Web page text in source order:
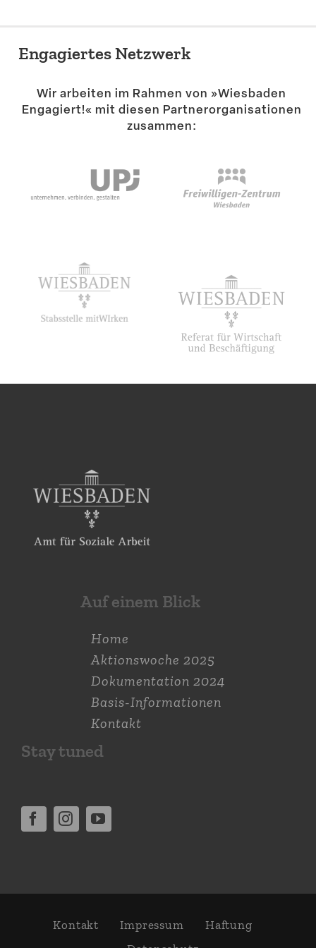
Engagiertes Netzwerk
Wir arbeiten im Rahmen von »Wiesbaden
Engagiert!« mit diesen Partner­or­ga­ni­sa­tionen
zusammen:
Auf einem Blick
Home
Aktions­woche 2025
Dokumen­tation 2024
Basis-Informationen
Kontakt
Stay tuned
Kontakt Impressum
Haftung